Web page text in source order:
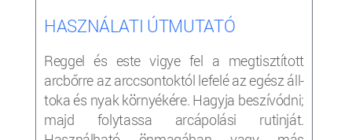
HASZNÁLATI ÚTMUTATÓ
Reggel és este vigye fel a megtisztított
arcbőrre az arccsontoktól lefelé az egész áll-
toka és nyak környékére. Hagyja beszívódni;
majd folytassa arcápolási rutinját.